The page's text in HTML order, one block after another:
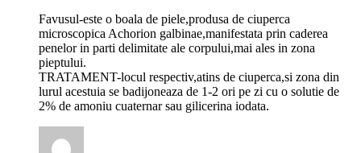
Favusul-este o boala de piele,produsa de ciuperca
microscopica Achorion galbinae,manifestata prin caderea
penelor in parti delimitate ale corpului,mai ales in zona
pieptului.
TRATAMENT-locul respectiv,atins de ciuperca,si zona din
lurul acestuia se badijoneaza de 1-2 ori pe zi cu o solutie de
2% de amoniu cuaternar sau gilicerina iodata.